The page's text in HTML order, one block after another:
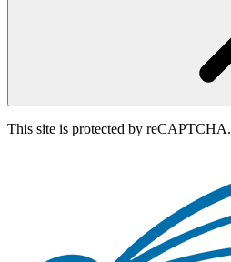
This site is protected by reCAPTCHA.